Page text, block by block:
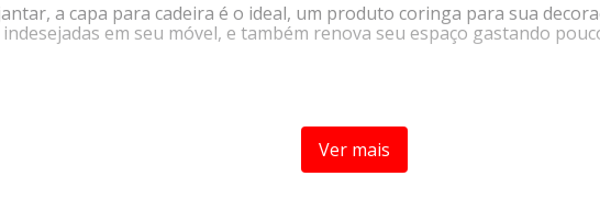
a capa para cadeira é o ideal, um produto coringa para sua
em seu móvel, e também renova seu espaço gastando
Ver mais